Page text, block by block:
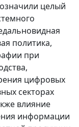
целый
политика,
при
цифровых
секторах
влияние
информации